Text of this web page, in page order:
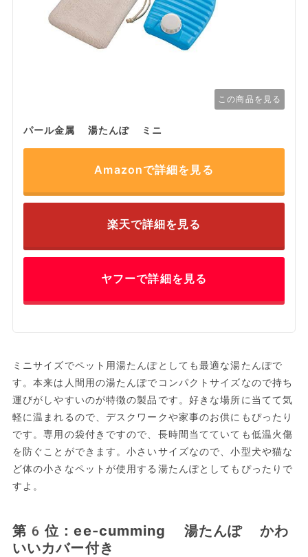
この商品を見る
パール金属 湯たんぽ ミニ
Amazonで詳細を見る
楽天で詳細を見る
ヤフーで詳細を見る
ミニサイズでペット用湯たんぽとしても最適な湯たんぽで
す。本来は人間用の湯たんぽでコンパクトサイズなので持ち
運びがしやすいのが特徴の製品です。好きな場所に当てて気
軽に温まれるので、デスクワークや家事のお供にもぴったり
です。専用の袋付きですので、長時間当てていても低温火傷
を防ぐことができます。小さいサイズなので、小型犬や猫な
ど体の小さなペットが使用する湯たんぽとしてもぴったりで
すよ。
第6位：ee-cumming 湯たんぽ かわ
いいカバー付き